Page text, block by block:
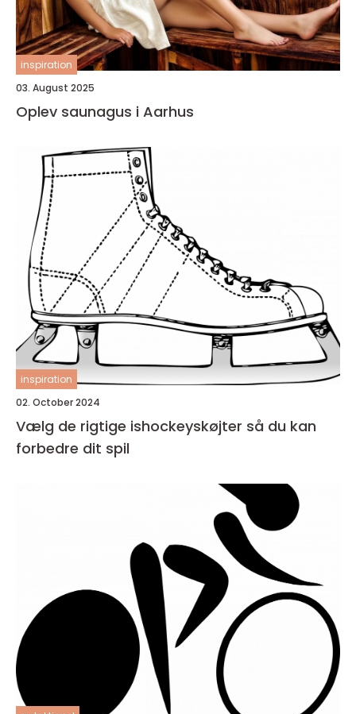
inspiration
03. August 2025
Oplev saunagus i Aarhus
inspiration
02. October 2024
Vælg de rigtige ishockeyskøjter så du kan
forbedre dit spil